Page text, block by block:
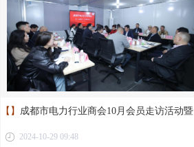
【】 成都市电力行业商会10月会员走访活动暨
第二届第十二次理事会议圆满举行
2024-10-29 09:48